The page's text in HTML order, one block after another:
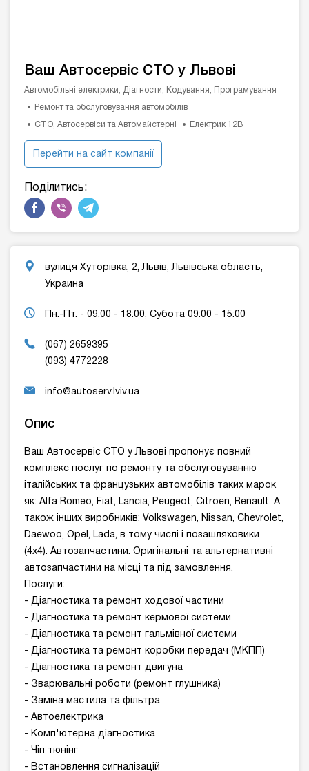
Ваш Автосервіс СТО у Львові
Автомобільні електрики, Діагности, Кодування, Програмування
Ремонт та обслуговування автомобілів
СТО, Автосервіси та Автомайстерні Електрик 12В
Перейти на сайт компанії
Поділитись:
вулиця Хуторівка, 2, Львів, Львівська область,
Украина
Пн.-Пт. - 09:00 - 18:00, Субота 09:00 - 15:00
(067) 2659395
(093) 4772228
info@autoserv.lviv.ua
Опис
Ваш Автосервіс СТО у Львові пропонує повний
комплекс послуг по ремонту та обслуговуванню
італійських та французьких автомобілів таких марок
як: Alfa Romeo, Fiat, Lancia, Peugeot, Citroen, Renault. А
також інших виробників: Volkswagen, Nissan, Chevrolet,
Daewoo, Opel, Lada, в тому числі і позашляховики
(4x4). Автозапчастини. Оригінальні та альтернативні
автозапчастини на місці та під замовлення.
Послуги:
- Діагностика та ремонт ходової частини
- Діагностика та ремонт кермової системи
- Діагностика та ремонт гальмівної системи
- Діагностика та ремонт коробки передач (МКПП)
- Діагностика та ремонт двигуна
- Зварювальні роботи (ремонт глушника)
- Заміна мастила та фільтра
- Автоелектрика
- Комп'ютерна діагностика
- Чіп тюнінг
- Встановлення сигналізацій